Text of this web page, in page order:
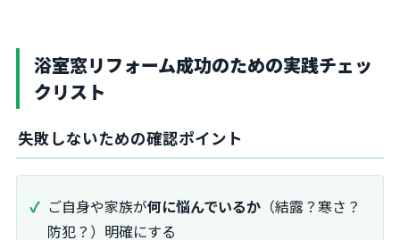
浴室窓リフォーム成功のための実践チェッ
クリスト
失敗しないための確認ポイント
ご自身や家族が何に悩んでいるか （結露？寒さ？
防犯？）明確にする